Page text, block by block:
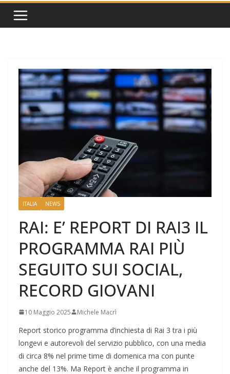
ITALIA NEWS
RAI: E’ REPORT DI RAI3 IL
PROGRAMMA RAI PIÙ
SEGUITO SUI SOCIAL,
RECORD GIOVANI
10 Maggio 2025 Michele Macrì
Report storico programma d’inchiesta di Rai 3 tra i più
longevi e autorevoli del servizio pubblico, con una media
di circa 8% nel prime time di domenica ma con punte
anche del 13%. Ma Report è anche il programma in